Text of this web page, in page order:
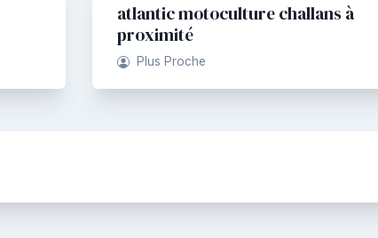
atlantic motoculture challans à
proximité
Plus Proche